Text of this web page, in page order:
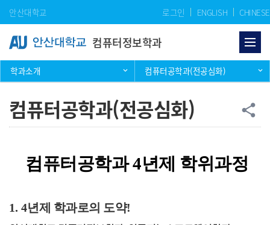
Skip Menu
안산대학교 로그인 ENGLISH CHINESE
컴퓨터정보학과
학과소개 컴퓨터공학과(전공심화)
컴퓨터공학과(전공심화) 공
share
컴퓨터공학과4년제 학위과정
1. 4년제 학과로의 도약!